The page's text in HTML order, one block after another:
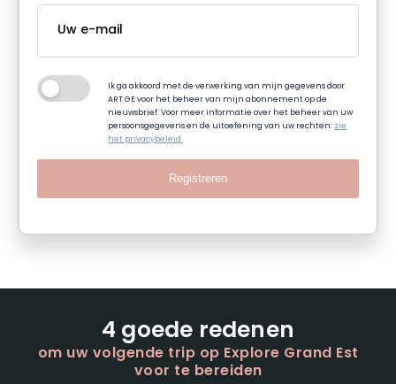
Ik ga akkoord met de verwerking van mijn gegevens door
ART GE voor het beheer van mijn abonnement op de
nieuwsbrief. Voor meer informatie over het beheer van uw
persoonsgegevens en de uitoefening van uw rechten: zie
het privacybeleid.
Registreren
4 goede redenen
om uw volgende trip op Explore Grand Est
voor te bereiden